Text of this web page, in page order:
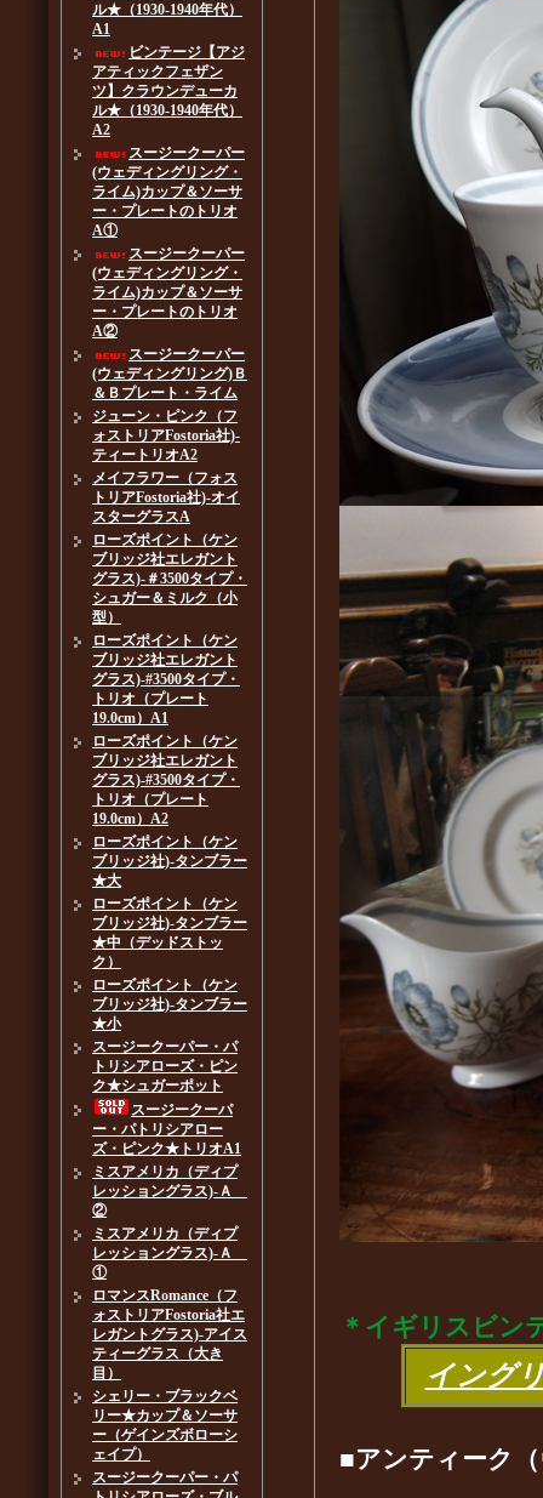
＊イギリスビン
イング
■アンティーク
ル★（1930-1940年代）
A1
ビンテージ【アジ
アティックフェザン
ツ】クラウンデューカ
ル★（1930-1940年代）
A2
スージークーパー
(ウェディングリング・
ライム)カップ＆ソーサ
ー・プレートのトリオ
A①
スージークーパー
(ウェディングリング・
ライム)カップ＆ソーサ
ー・プレートのトリオ
A②
スージークーパー
(ウェディングリング)Ｂ
＆Ｂプレート・ライム
ジューン・ピンク（フ
ォストリアFostoria社)-
ティートリオA2
メイフラワー（フォス
トリアFostoria社)-オイ
スターグラスA
ローズポイント（ケン
ブリッジ社エレガント
グラス)-＃3500タイプ・
シュガー＆ミルク（小
型）
ローズポイント（ケン
ブリッジ社エレガント
グラス)-#3500タイプ・
トリオ（プレート
19.0cm）A1
ローズポイント（ケン
ブリッジ社エレガント
グラス)-#3500タイプ・
トリオ（プレート
19.0cm）A2
ローズポイント（ケン
ブリッジ社)-タンブラー
★大
ローズポイント（ケン
ブリッジ社)-タンブラー
★中（デッドストッ
ク）
ローズポイント（ケン
ブリッジ社)-タンブラー
★小
スージークーパー・パ
トリシアローズ・ピン
ク★シュガーポット
スージークーパ
ー・パトリシアロー
ズ・ピンク★トリオA1
ミスアメリカ（ディプ
レッショングラス)-Ａ
②
ミスアメリカ（ディプ
レッショングラス)-Ａ
①
ロマンスRomance（フ
ォストリアFostoria社エ
レガントグラス)-アイス
ティーグラス（大き
目）
シェリー・ブラックベ
リー★カップ＆ソーサ
ー（ゲインズボローシ
ェイプ）
スージークーパー・パ